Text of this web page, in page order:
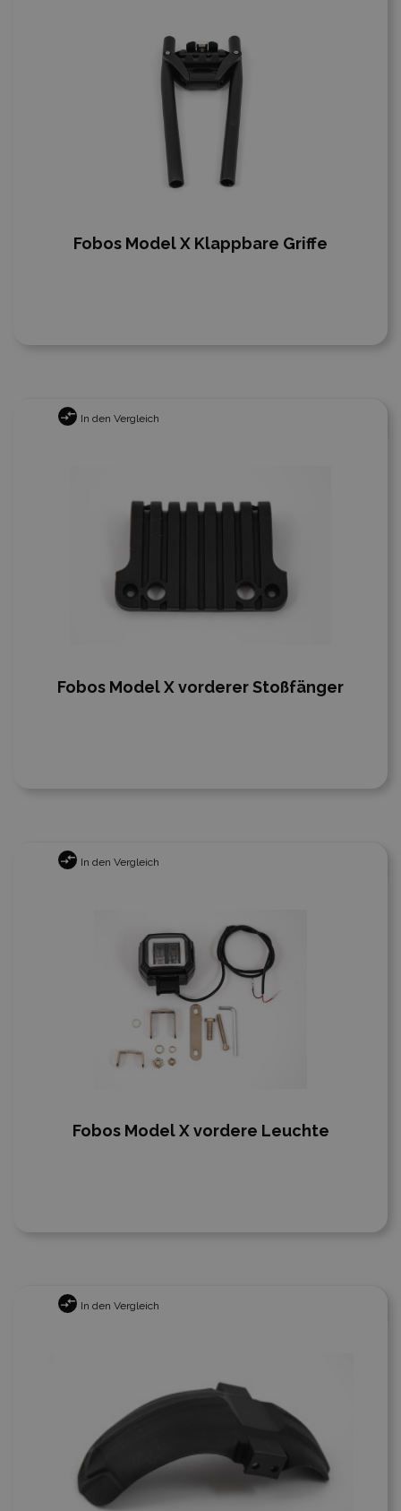
Fobos Model X Klappbare Griffe
In den Vergleich
Fobos Model X vorderer Stoßfänger
In den Vergleich
Fobos Model X vordere Leuchte
In den Vergleich